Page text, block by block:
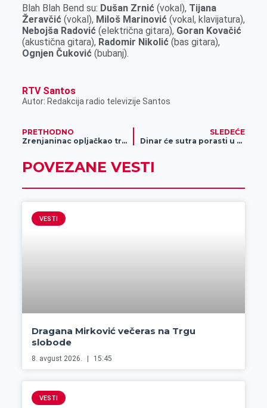
Blah Blah Bend su: Dušan Zrnić (vokal), Tijana
Žeravčić (vokal), Miloš Marinović (vokal, klavijatura),
Nebojša Radović (električna gitara),Goran Kovačić
(akustična gitara), Radomir Nikolić (bas gitara),
Ognjen Čuković (bubanj).
RTV Santos
Autor: Redakcija radio televizije Santos
PRETHODNO
Zrenjaninac opljačkao trafiku
SLEDEĆE
Dinar će sutra porasti u odnosu na evro
POVEZANE VESTI
VESTI
Dragana Mirković večeras na Trgu
slobode
8. avgust 2026. 15:45
VESTI